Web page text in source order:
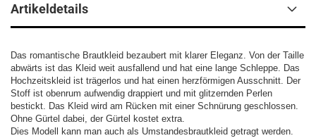
Artikeldetails
Das romantische Brautkleid bezaubert mit klarer Eleganz. Von der Taille
abwärts ist das Kleid weit ausfallend und hat eine lange Schleppe. Das
Hochzeitskleid ist trägerlos und hat einen herzförmigen Ausschnitt. Der
Stoff ist obenrum aufwendig drappiert und mit glitzernden Perlen
bestickt. Das Kleid wird am Rücken mit einer Schnürung geschlossen.
Ohne Gürtel dabei, der Gürtel kostet extra.
Dies Modell kann man auch als Umstandesbrautkleid getragt werden.